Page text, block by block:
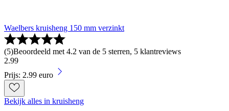
Waelbers kruisheng 150 mm verzinkt
(5)Beoordeeld met 4.2 van de 5 sterren, 5 klantreviews
2.99
Prijs: 2.99 euro
Bekijk alles in kruisheng